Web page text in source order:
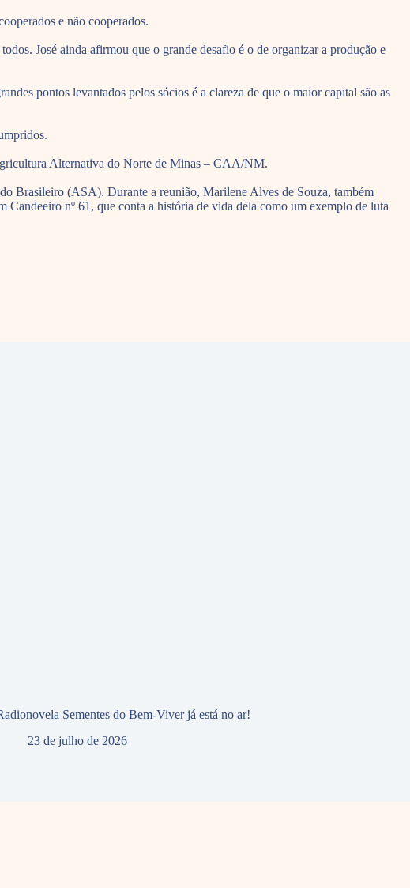
e não cooperados.
José ainda afirmou que o grande desafio é o de organizar a produção e
pontos levantados pelos sócios é a clareza de que o maior capital são as
Alternativa do Norte de Minas – CAA/NM.
Brasileiro (ASA). Durante a reunião, Marilene Alves de Souza, também
nº 61, que conta a história de vida dela como um exemplo de luta
Sementes do Bem-Viver já está no ar!
23 de julho de 2026